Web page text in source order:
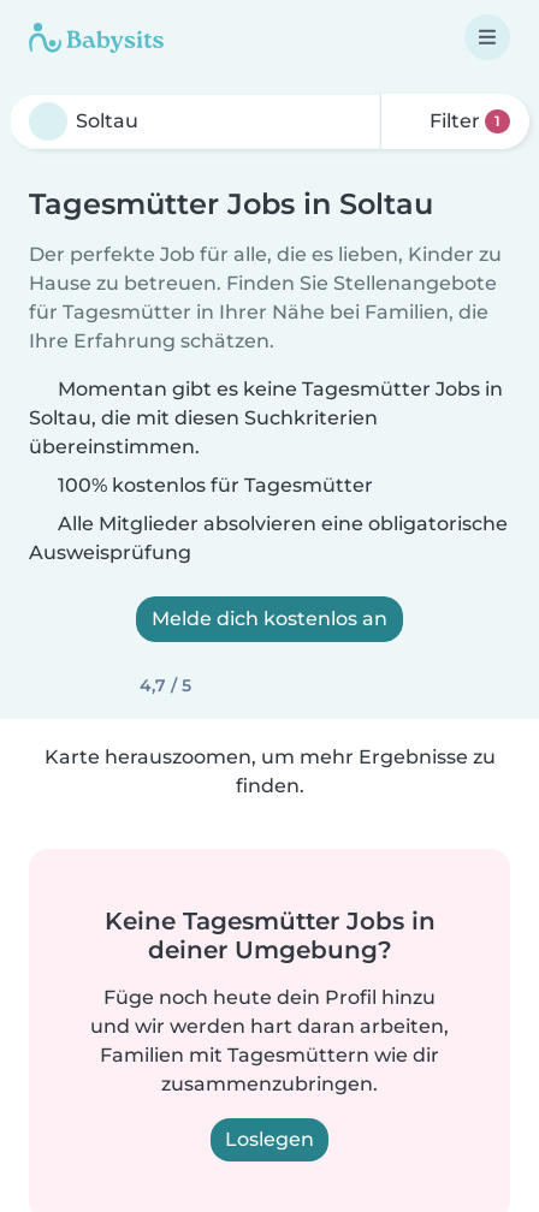
Filter 1
Tagesmütter Jobs in Soltau
Der perfekte Job für alle, die es lieben, Kinder zu
Hause zu betreuen. Finden Sie Stellenangebote
für Tagesmütter in Ihrer Nähe bei Familien, die
Ihre Erfahrung schätzen.
Momentan gibt es keine Tagesmütter Jobs in
Soltau, die mit diesen Suchkriterien
übereinstimmen.
100% kostenlos für Tagesmütter
Alle Mitglieder absolvieren eine obligatorische
Ausweisprüfung
Melde dich kostenlos an
4,7 / 5
Karte herauszoomen, um mehr Ergebnisse zu
finden.
Keine Tagesmütter Jobs in
deiner Umgebung?
Füge noch heute dein Profil hinzu
und wir werden hart daran arbeiten,
Familien mit Tagesmüttern wie dir
zusammenzubringen.
Loslegen